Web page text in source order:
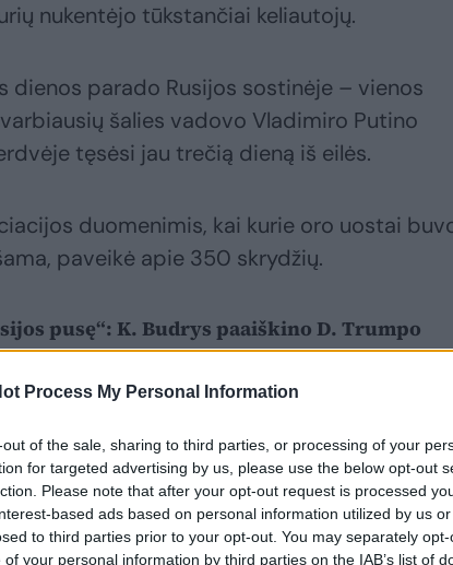
Process My Personal Information
of the sale, sharing to third parties, or processing of your
for targeted advertising by us, please use the below opt-out
Please note that after your opt-out request is processed
based ads based on personal information utilized by us
to third parties prior to your opt-out. You may separately
your personal information by third parties on the IAB’s list of
nukentėjo tūkstančiai keliautojų.
dienos parado Rusijos sostinėje – vienos
šalies vadovo Vladimiro Putino
tęsėsi jau trečią dieną iš eilės.
duomenimis, kai kurie oro uostai
paveikė apie 350 skrydžių.
pusę“: K. Budrys paaiškino D. Trumpo